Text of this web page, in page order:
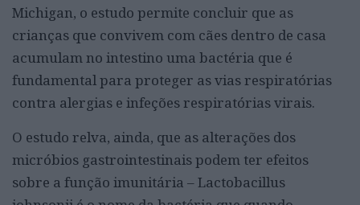
Michigan, o estudo permite concluir que as
crianças que convivem com cães dentro de casa
acumulam no intestino uma bactéria que é
fundamental para proteger as vias respiratórias
contra alergias e infeções respiratórias virais.
O estudo relva, ainda, que as alterações dos
micróbios gastrointestinais podem ter efeitos
sobre a função imunitária – Lactobacillus